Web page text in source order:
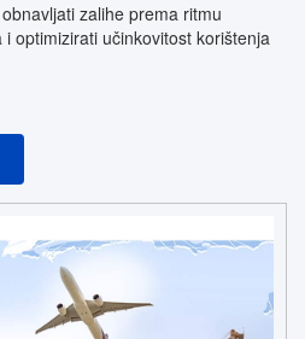
zalihe prema ritmu
optimizirati učinkovitost korištenja